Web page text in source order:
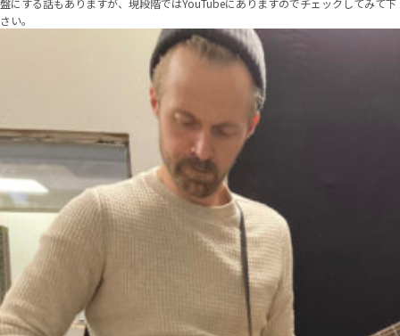
盤にする話もありますが、現段階ではYouTubeにありますのでチェックしてみて下
さい。